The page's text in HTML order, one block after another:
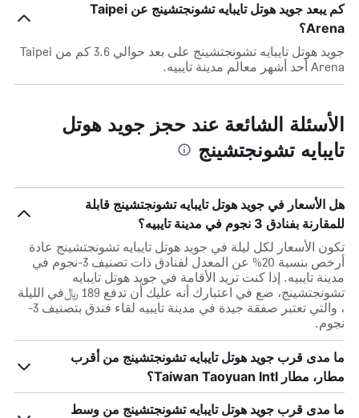
كم يبعد جويد هوتل تايبايه تشونجتشينج عن Taipei
Arena؟
جويد هوتل تايبايه تشونجتشينج على بعد حوالي 3.6 كم من Taipei
Arena أحد أشهر معالم مدينة تايبيه.
الأسئلة الشائعة عند حجز جويد هوتل
تايبايه تشونجتشينج
هل الأسعار في جويد هوتل تايبايه تشونجتشينج قابلة
للمقارنة بفنادق 3 نجوم في مدينة تايبيه؟
تكون الأسعار لكل ليلة في جويد هوتل تايبايه تشونجتشينج عادة
أرخص بنسبة 20% عن المعدل لفنادق ذات تصنيف 3-نجوم في
مدينة تايبيه. إذا كنت تريد الأقامة في جويد هوتل تايبايه
تشونجتشينج، ضع في اعتبارك أنه عليك أن تدفع 189 ﷼في الليلة
، والتي تعتبر صفقة جيدة في مدينة تايبيه لقاء فندق بتصنيف 3-
نجوم.
ما مدى قرب جويد هوتل تايبايه تشونجتشينج من أقرب
مطار، مطار Taiwan Taoyuan Intl؟
ما مدى قرب جويد هوتل تايبايه تشونجتشينج من وسط